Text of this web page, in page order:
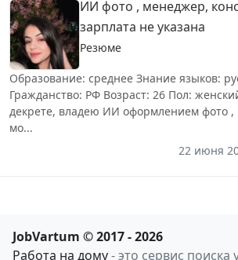
ИИ фото , менеджер,
зарплата не указана
Резюме
Образование: среднее Знание языков:
Гражданство: РФ Возраст: 26 Пол:
декрете, владею ИИ оформлением фото ,
мо...
22 июня
JobVartum © 2017 - 2026
Работа на дому- это сервис поиска